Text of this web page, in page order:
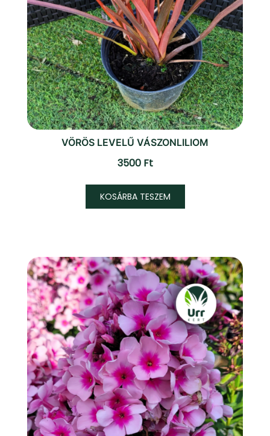
VÖRÖS LEVELŰ VÁSZONLILIOM
3500 Ft
KOSÁRBA TESZEM